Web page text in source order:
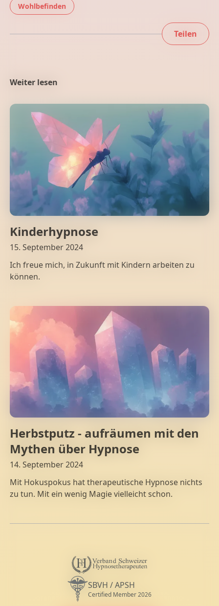
Hypnose und
Wohlbefinden
Teilen
Weiter lesen
Kinderhypnose
15. September 2024
Ich freue mich, in Zukunft mit Kindern arbeiten zu
können.
Herbstputz - aufräumen mit den
Mythen über Hypnose
14. September 2024
Mit Hokuspokus hat therapeutische Hypnose nichts
zu tun. Mit ein wenig Magie vielleicht schon.
V
s
Diplomierte Hypnosetherapeutin VSH
SBVH / APSH
Certified Member 2026